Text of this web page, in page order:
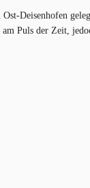
Deisenhofen
Puls der Zeit,